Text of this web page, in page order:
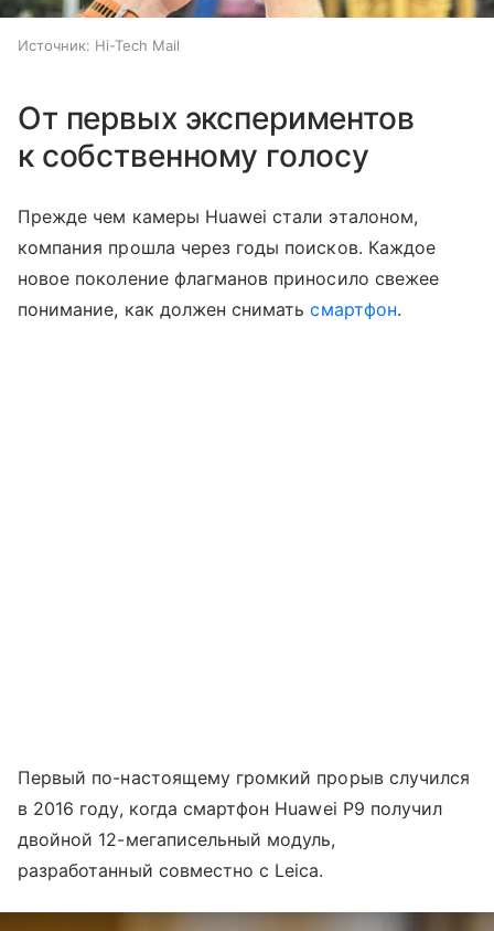
Источник: Hi-Tech Mail
От первых экспериментов
к собственному голосу
Прежде чем камеры Huawei стали эталоном,
компания прошла через годы поисков. Каждое
новое поколение флагманов приносило свежее
понимание, как должен сниматьсмартфон.
Первый по-настоящему громкий прорыв случился
в 2016 году, когда смартфон Huawei P9 получил
двойной 12-мегаписельный модуль,
разработанный совместно с Leica.